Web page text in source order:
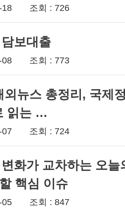
18 조회 : 726
보대출
08 조회 : 773
외뉴스 총정리, 국제
읽는 …
조회 : 724
화가 교차하는 오늘
핵심 이슈
05 조회 : 847